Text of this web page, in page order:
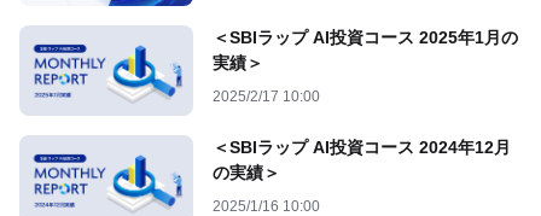
＜SBIラップ AI投資コース 2025年1月の
実績＞
2025/2/17 10:00
＜SBIラップ AI投資コース 2024年12月
の実績＞
2025/1/16 10:00